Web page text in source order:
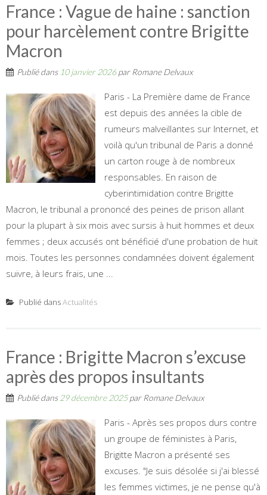
France : Vague de haine : sanction
pour harcèlement contre Brigitte
Macron
Publié dans 10 janvier 2026 par Romane Delvaux
Paris - La Première dame de France
est depuis des années la cible de
rumeurs malveillantes sur Internet, et
voilà qu'un tribunal de Paris a donné
un carton rouge à de nombreux
responsables. En raison de
cyberintimidation contre Brigitte
Macron, le tribunal a prononcé des peines de prison allant
pour la plupart à six mois avec sursis à huit hommes et deux
femmes ; deux accusés ont bénéficié d'une probation de huit
mois. Toutes les personnes condamnées doivent également
suivre, à leurs frais, une ...
Publié dansActualités
France : Brigitte Macron s’excuse
après des propos insultants
Publié dans 29 décembre 2025par Romane Delvaux
Paris - Après ses propos durs contre
un groupe de féministes à Paris,
Brigitte Macron a présenté ses
excuses. "Je suis désolée si j'ai blessé
les femmes victimes, je ne pense qu'à